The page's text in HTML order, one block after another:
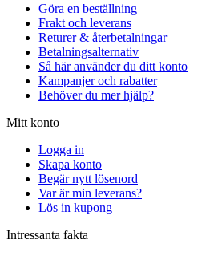
Göra en beställning
Frakt och leverans
Returer & återbetalningar
Betalningsalternativ
Så här använder du ditt konto
Kampanjer och rabatter
Behöver du mer hjälp?
Mitt konto
Logga in
Skapa konto
Begär nytt lösenord
Var är min leverans?
Lös in kupong
Intressanta fakta